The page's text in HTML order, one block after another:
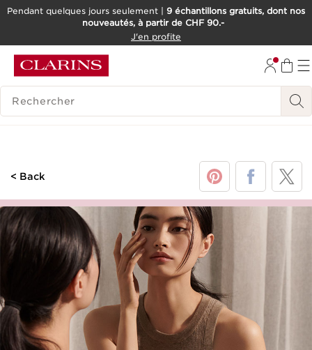
ALLER AU CONTENU
OUTIL D'ACCESSIBILITÉ
Pendant quelques jours seulement | 9 échantillons gratuits, dont nos
nouveautés, à partir de CHF 90.-
J'en profite
HISTORIQUE DES RECHERCHES
< Back